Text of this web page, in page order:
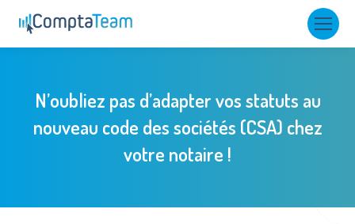
N’oubliez pas d’adapter vos statuts au
nouveau code des sociétés (CSA) chez
votre notaire !